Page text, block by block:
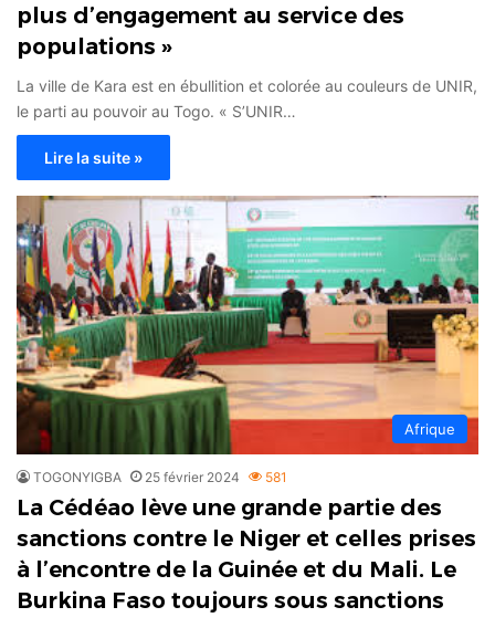
plus d’engagement au service des
populations »
La ville de Kara est en ébullition et colorée au couleurs de UNIR,
le parti au pouvoir au Togo. « S’UNIR…
Lire la suite »
Afrique
TOGONYIGBA 25 février 2024 581
La Cédéao lève une grande partie des
sanctions contre le Niger et celles prises
à l’encontre de la Guinée et du Mali. Le
Burkina Faso toujours sous sanctions